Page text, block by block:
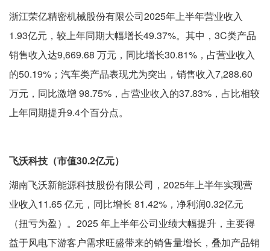
浙江荣亿精密机械股份有限公司2025年上半年营业收入
1.93亿元，较上年同期大幅增长49.37%。其中，3C类产品
销售收入达9,669.68 万元，同比增长30.81%，占营业收入
的50.19%；汽车类产品表现尤为突出，销售收入7,288.60
万元，同比激增 98.75%，占营业收入的37.83%，占比相较
上年同期提升9.4个百分点。
飞沃科技（市值30.2亿元）
湖南飞沃新能源科技股份有限公司，2025年上半年实现营
业收入11.65 亿元，同比增长 81.42%，净利润0.32亿元
（扭亏为盈）。2025 年上半年公司业绩大幅提升，主要得
益于风电下游客户需求旺盛带来的销售量增长，叠加产品销